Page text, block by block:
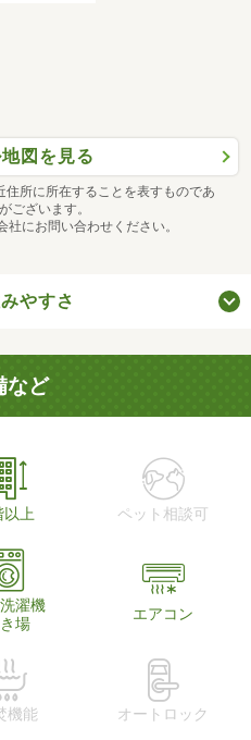
図を見る
所に所在することを表すものであ
ございます。
にお問い合わせください。
やすさ
など
以上 ペット相談可
濯機
場
エアコン
機能 オートロック